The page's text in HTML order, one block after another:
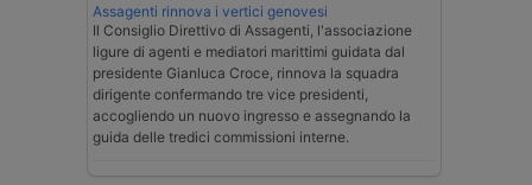
Assagenti rinnova i vertici genovesi
Il Consiglio Direttivo di Assagenti, l'associazione
ligure di agenti e mediatori marittimi guidata dal
presidente Gianluca Croce, rinnova la squadra
dirigente confermando tre vice presidenti,
accogliendo un nuovo ingresso e assegnando la
guida delle tredici commissioni interne.